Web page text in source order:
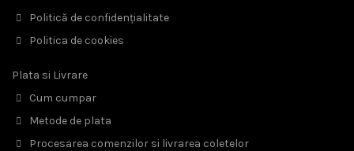
Politică de confidențialitate
Politica de cookies
Plata si Livrare
Cum cumpar
Metode de plata
Procesarea comenzilor si livrarea coletelor